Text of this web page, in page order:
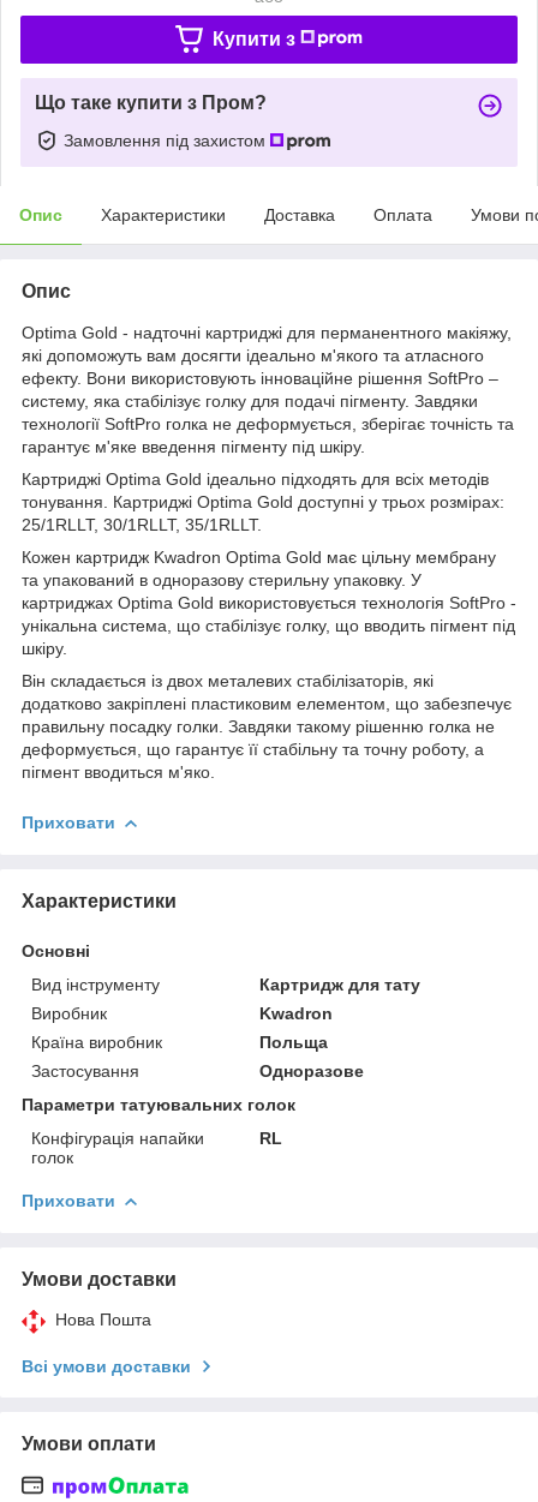
Купити з
Що таке купити з Пром?
Замовлення під захистом
Опис Характеристики Доставка Оплата Умови
Опис
Optima Gold - надточні картриджі для перманентного макіяжу,
які допоможуть вам досягти ідеально м'якого та атласного
ефекту. Вони використовують інноваційне рішення SoftPro –
систему, яка стабілізує голку для подачі пігменту. Завдяки
технології SoftPro голка не деформується, зберігає точність та
гарантує м'яке введення пігменту під шкіру.
Картриджі Optima Gold ідеально підходять для всіх методів
тонування. Картриджі Optima Gold доступні у трьох розмірах:
25/1RLLT, 30/1RLLT, 35/1RLLT.
Кожен картридж Kwadron Optima Gold має цільну мембрану
та упакований в одноразову стерильну упаковку. У
картриджах Optima Gold використовується технологія SoftPro -
унікальна система, що стабілізує голку, що вводить пігмент під
шкіру.
Він складається із двох металевих стабілізаторів, які
додатково закріплені пластиковим елементом, що забезпечує
правильну посадку голки. Завдяки такому рішенню голка не
деформується, що гарантує її стабільну та точну роботу, а
пігмент вводиться м'яко.
Приховати
Характеристики
Основні
Вид інструменту
Картридж для тату
Виробник
Kwadron
Країна виробник
Польща
Застосування
Одноразове
Параметри татуювальних голок
Конфігурація напайки
голок
RL
Приховати
Умови доставки
Нова Пошта
Всі умови доставки
Умови оплати